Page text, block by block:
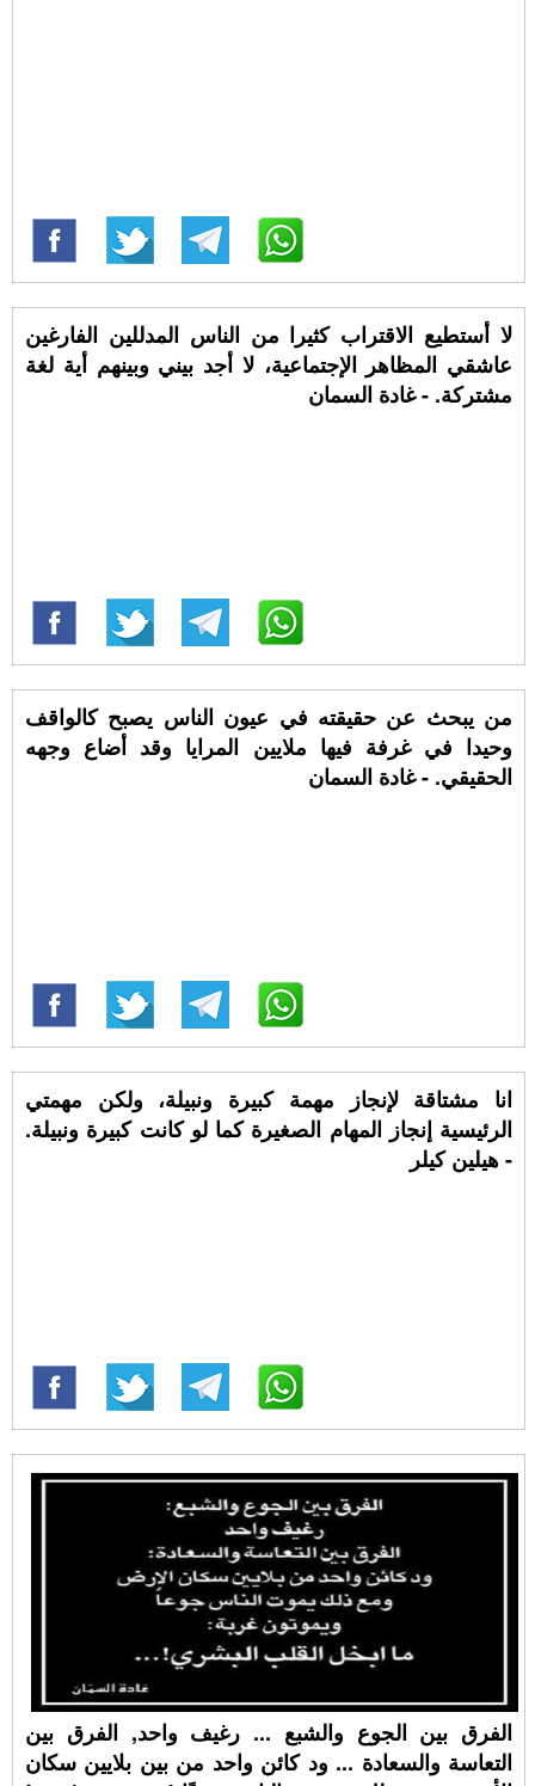
لا أستطيع الاقتراب كثيرا من الناس المدللين الفارغين
عاشقي المظاهر الإجتماعية، لا أجد بيني وبينهم أية لغة
مشتركة. - غادة السمان
من يبحث عن حقيقته في عيون الناس يصبح كالواقف
وحيدا في غرفة فيها ملايين المرايا وقد أضاع وجهه
الحقيقي. - غادة السمان
انا مشتاقة لإنجاز مهمة كبيرة ونبيلة، ولكن مهمتي
الرئيسية إنجاز المهام الصغيرة كما لو كانت كبيرة ونبيلة.
- هيلين كيلر
الفرق بين الجوع والشبع ... رغيف واحد, الفرق بين
التعاسة والسعادة ... ود كائن واحد من بين بلايين سكان